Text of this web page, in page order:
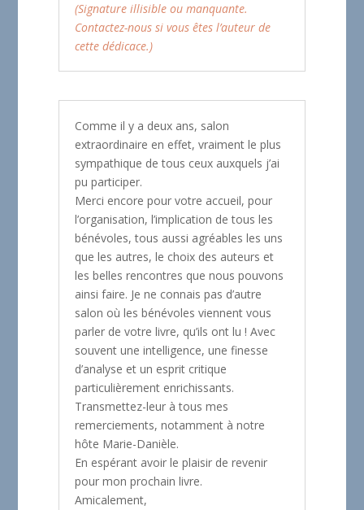
(Signature illisible ou manquante.
Contactez-nous si vous êtes l’auteur de
cette dédicace.)
Comme il y a deux ans, salon
extraordinaire en effet, vraiment le plus
sympathique de tous ceux auxquels j’ai
pu participer.
Merci encore pour votre accueil, pour
l’organisation, l’implication de tous les
bénévoles, tous aussi agréables les uns
que les autres, le choix des auteurs et
les belles rencontres que nous pouvons
ainsi faire. Je ne connais pas d’autre
salon où les bénévoles viennent vous
parler de votre livre, qu’ils ont lu ! Avec
souvent une intelligence, une finesse
d’analyse et un esprit critique
particulièrement enrichissants.
Transmettez-leur à tous mes
remerciements, notamment à notre
hôte Marie-Danièle.
En espérant avoir le plaisir de revenir
pour mon prochain livre.
Amicalement,